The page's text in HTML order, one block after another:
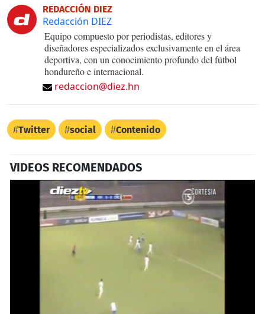
REDACCIÓN DIEZ
Redacción DIEZ
Equipo compuesto por periodistas, editores y
diseñadores especializados exclusivamente en el área
deportiva, con un conocimiento profundo del fútbol
hondureño e internacional.
redaccion@diez.hn
Twitter social Contenido
VIDEOS RECOMENDADOS